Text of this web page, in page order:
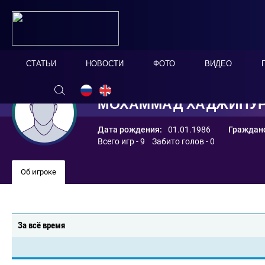
СТАТЬИ НОВОСТИ ФОТО ВИДЕО
МОХАММАД
Дата рождения: 01.01.1986
Всего игр - 9 Забито голов - 0
Об игроке
За всё время